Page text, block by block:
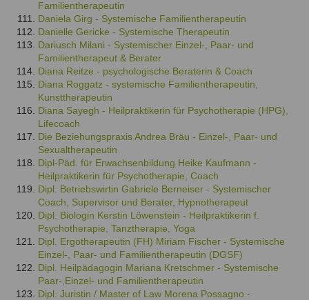
Familientherapeutin
Daniela Girg - Systemische Familientherapeutin
Danielle Gericke - Systemische Therapeutin
Dariusch Milani - Systemischer Einzel-, Paar- und
Familientherapeut & Berater
Diana Reitze - psychologische Beraterin & Coach
Diana Roggatz - systemische Familientherapeutin,
Kunsttherapeutin
Diana Sayegh - Heilpraktikerin für Psychotherapie (HPG),
Lifecoach
Die Beziehungspraxis Andrea Bräu - Einzel-, Paar- und
Sexualtherapeutin
Dipl-Päd. für Erwachsenbildung Heike Kaufmann -
Heilpraktikerin für Psychotherapie, Coach
Dipl. Betriebswirtin Gabriele Berneiser - Systemischer
Coach, Supervisor und Berater, Hypnotherapeut
Dipl. Biologin Kerstin Löwenstein - Heilpraktikerin f.
Psychotherapie, Tanztherapie, Yoga
Dipl. Ergotherapeutin (FH) Miriam Fischer - Systemische
Einzel-, Paar- und Familientherapeutin (DGSF)
Dipl. Heilpädagogin Mariana Kretschmer - Systemische
Paar-,Einzel- und Familientherapeutin
Dipl. Juristin / Master of Law Morena Possagno -